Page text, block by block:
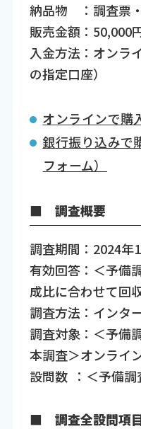
納品物 ：調査票
販売金額：50,000
入金方法：オンラ
の指定口座）
オンラインで購
銀行振り込みで
フォーム）
■ 調査概要
調査期間：2024年
有効回答：＜予
成比に合わせて回
調査方法：インタ
調査対象：＜予備
本調査＞オンライ
設問数 ：＜予備調
■ 調査全設問項